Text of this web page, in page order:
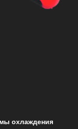
охлаждения